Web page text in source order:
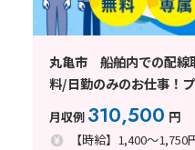
丸亀市 船舶内での配
料/日勤のみのお仕事！
月収例 310,500 円
【時給】1,400～1,750